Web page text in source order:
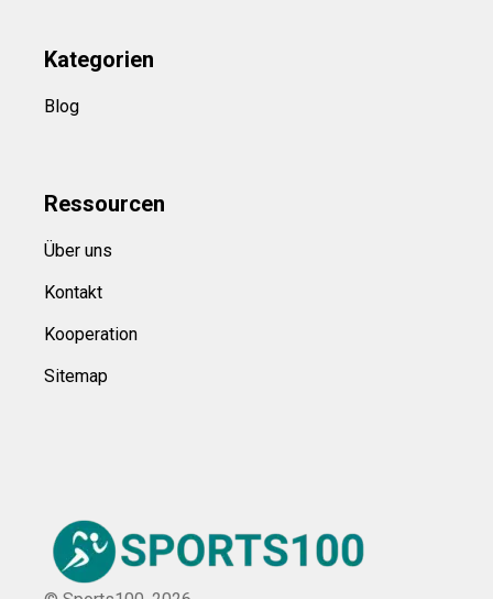
Kategorien
Blog
Ressourcen
Über uns
Kontakt
Kooperation
Sitemap